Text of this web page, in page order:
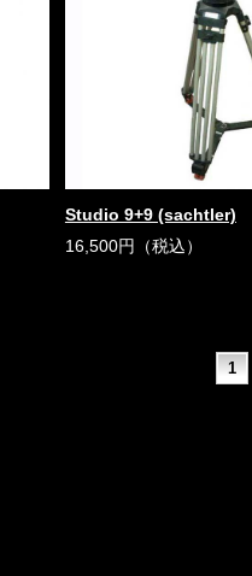
Studio 9+9 (sachtler)
16,500円（税込）
1